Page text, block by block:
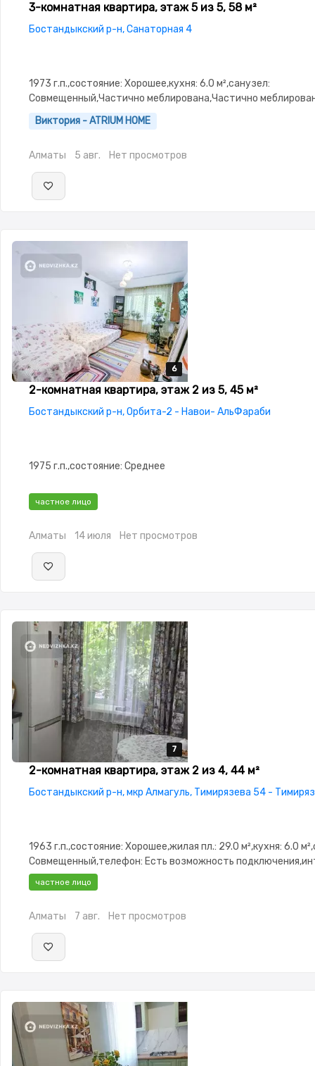
3-комнатная квартира, этаж 5 из 5, 58 м²
Бостандыкский р-н, Санаторная 4
1973 г.п.,состояние: Хорошее,кухня: 6.0 м²,санузел:
Совмещенный,Частично меблирована,Частично
3.0,Домофон,Видеонаблюдение,Пластиковые окна,Комнаты
изолированы,Встроенная кухня,Новая
Виктория - ATRIUM HOME
Алматы 5 авг. Нет просмотров
6
6
6
6
6
2-комнатная квартира, этаж 2 из 5, 45 м²
Бостандыкский р-н, Орбита-2 - Навои- АльФараби
1975 г.п.,состояние: Среднее
частное лицо
Алматы 14 июля Нет просмотров
7
7
7
7
7
2-комнатная квартира, этаж 2 из 4, 44 м²
Бостандыкский р-н, мкр Алмагуль, Тимирязева 54 -
1963 г.п.,состояние: Хорошее,жилая пл.: 29.0 м²,кухня: 6.0
Совмещенный,телефон: Есть возможность
Проводной,Полностью меблирована,Полностью
Паркинг,Домофон,Видеонаблюдение,Видеодомофон
частное лицо
Алматы 7 авг. Нет просмотров